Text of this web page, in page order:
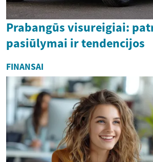
Prabangūs visureigiai:
pasiūlymai ir tendencijos
FINANSAI